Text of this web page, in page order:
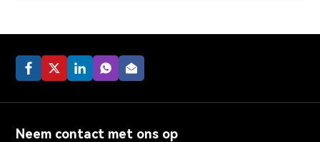
emulgatoren, molens, reactieketel, vulmachine, enz.
Neem contact met ons op